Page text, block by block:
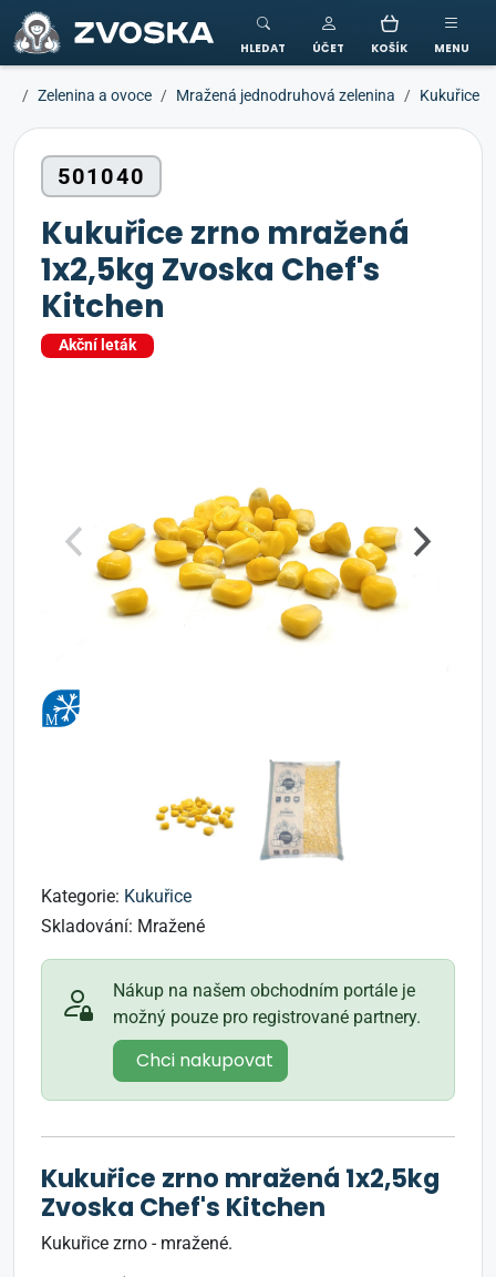
ZVOSKA
HLEDAT ÚČET KOŠÍK MENU
Zelenina a ovoce Mražená jednodruhová zelenina Kukuřice
501040
Kukuřice zrno mražená
1x2,5kg Zvoska Chef's
Kitchen
Akční leták
Kategorie: Kukuřice
Skladování: Mražené
Nákup na našem obchodním portále je
možný pouze pro registrované partnery.
Chci nakupovat
Kukuřice zrno mražená 1x2,5kg
Zvoska Chef's Kitchen
Kukuřice zrno - mražené.